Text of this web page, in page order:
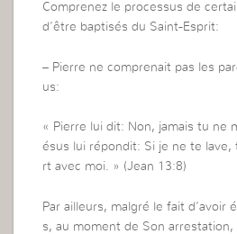
Comprenez le processus de
d’être baptisés du Saint-Esprit:
– Pierre ne comprenait pas les
us:
« Pierre lui dit: Non, jamais tu ne
ésus lui répondit: Si je ne te lave,
rt avec moi. » (Jean 13:8)
Par ailleurs, malgré le fait d’avoir
s, au moment de Son